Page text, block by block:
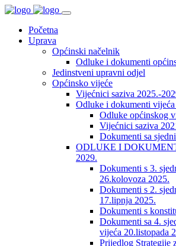
Početna
Uprava
Općinski načelnik
Odluke i dokumenti
Jedinstveni upravni odjel
Općinsko vijeće
Vijećnici saziva 2025.-
Odluke i dokumenti
Odluke općinskog
Vijećnici saziva
Dokumenti sa
ODLUKE I
2029.
Dokumenti s 3.
26.kolovoza 2025.
Dokumenti s 2.
17.lipnja 2025.
Dokumenti s
Dokumenti sa 4.
vijeća 20.listopada
Prijedlog Strategije